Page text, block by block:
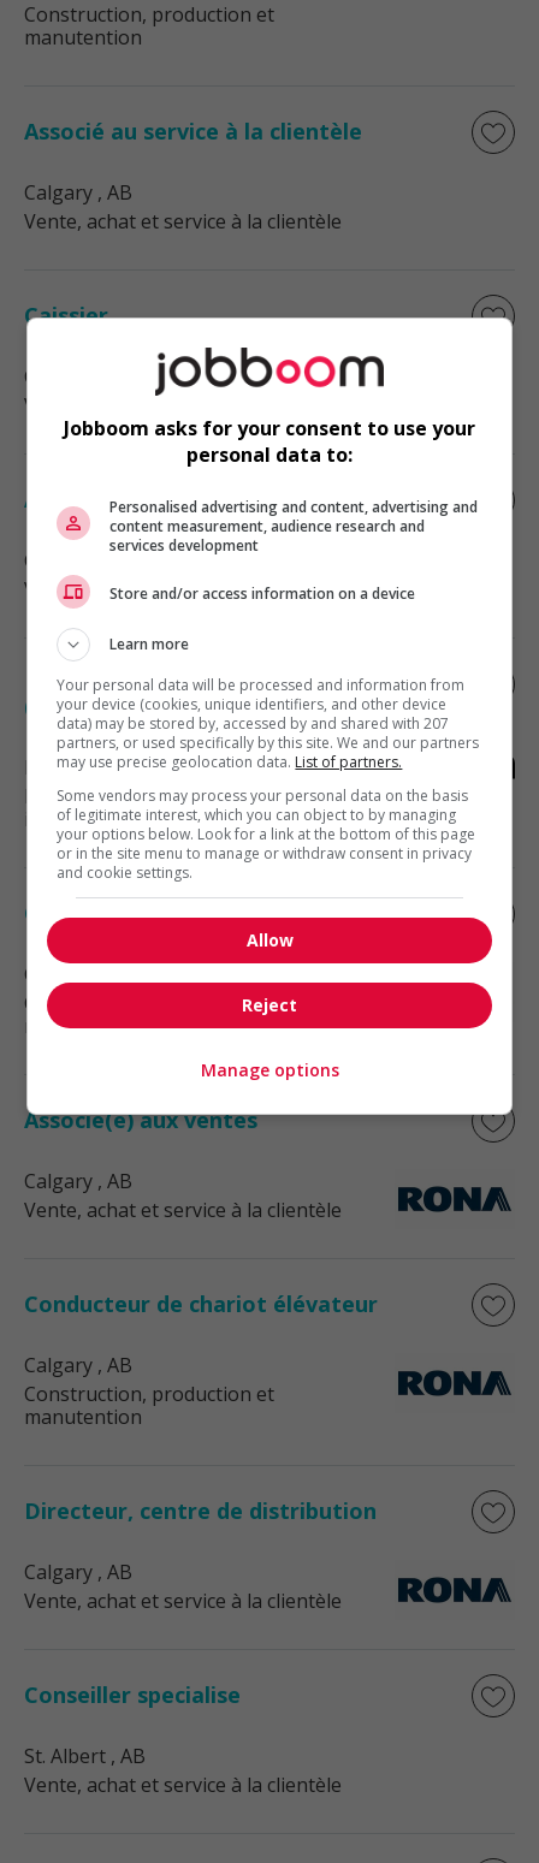
Construction, production et
manutention
Associé au service à la clientèle
Calgary , AB
Vente, achat et service à la clientèle
Caissier
Calgary
Vente, achat et service à la clientèle
Associé au service à la clientèle
Calgary
Vente, achat et service à la clientèle
Expert labour relations / edmonton
(15505-ss)
Edmonton , AB
Ressources humaines et relations
industrielles
Commis au contrôle des stocks
Calgary
Construction, production et
manutention
Associé(e) aux ventes
Calgary , AB
Vente, achat et service à la clientèle
Conducteur de chariot élévateur
Calgary , AB
Construction, production et
manutention
Directeur, centre de distribution
Calgary , AB
Vente, achat et service à la clientèle
Conseiller specialise
St. Albert , AB
Vente, achat et service à la clientèle
Jobboom asks for your consent to use your
personal data to:
Personalised advertising and content, advertising and
content measurement, audience research and
services development
Store and/or access information on a device
Learn more
Your personal data will be processed and information from
your device (cookies, unique identifiers, and other device
data) may be stored by, accessed by and shared with 207
partners, or used specifically by this site. We and our partners
may use precise geolocation data. List of partners.
Some vendors may process your personal data on the basis
of legitimate interest, which you can object to by managing
your options below. Look for a link at the bottom of this page
or in the site menu to manage or withdraw consent in privacy
and cookie settings.
Allow
Reject
Manage options